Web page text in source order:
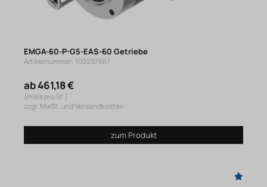
EMGA-60-P-G5-EAS-60 Getriebe
Artikelnummer: 102297687
ab 461,18 €
(Preis pro St.)
zzgl. MwSt. und Versandkosten
zum Produkt